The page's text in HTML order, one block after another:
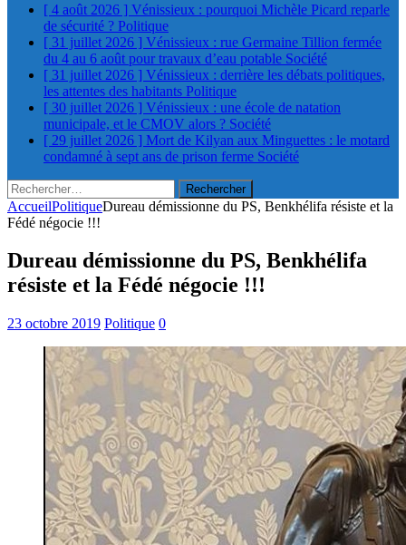
[ 4 août 2026 ] Vénissieux : pourquoi Michèle Picard reparle
de sécurité ? Politique
[ 31 juillet 2026 ] Vénissieux : rue Germaine Tillion fermée
du 4 au 6 août pour travaux d’eau potable Société
[ 31 juillet 2026 ] Vénissieux : derrière les débats politiques,
les attentes des habitants Politique
[ 30 juillet 2026 ] Vénissieux : une école de natation
municipale, et le CMOV alors ? Société
[ 29 juillet 2026 ] Mort de Kilyan aux Minguettes : le motard
condamné à sept ans de prison ferme Société
Rechercher :
AccueilPolitiqueDureau démissionne du PS, Benkhélifa résiste et la
Fédé négocie !!!
Dureau démissionne du PS, Benkhélifa
résiste et la Fédé négocie !!!
23 octobre 2019 Politique 0